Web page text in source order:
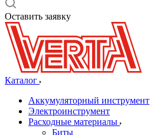
Оставить заявку
Каталог
Аккумуляторный инструмент
Электроинструмент
Расходные материалы
Биты